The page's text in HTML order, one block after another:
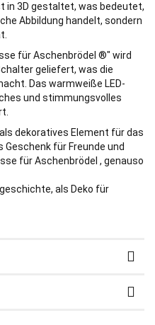
in 3D gestaltet, was bedeutet,
Abbildung handelt, sondern
für Aschenbrödel ®" wird
geliefert, was die
Das warmweiße LED-
und stimmungsvolles
dekoratives Element für das
für Freunde und
für Aschenbrödel , genauso
als Deko für